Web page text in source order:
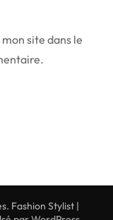
site dans le
Fashion Stylist |